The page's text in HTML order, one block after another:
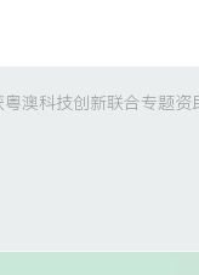
粤澳科技创新联合专题资